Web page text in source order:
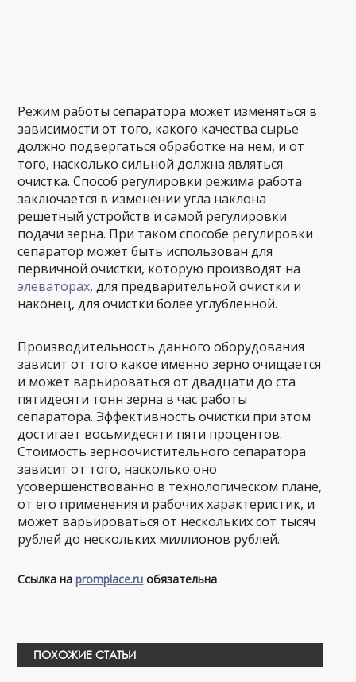
Режим работы сепаратора может изменяться в
зависимости от того, какого качества сырье
должно подвергаться обработке на нем, и от
того, насколько сильной должна являться
очистка. Способ регулировки режима работа
заключается в изменении угла наклона
решетный устройств и самой регулировки
подачи зерна. При таком способе регулировки
сепаратор может быть использован для
первичной очистки, которую производят на
элеваторах, для предварительной очистки и
наконец, для очистки более углубленной.
Производительность данного оборудования
зависит от того какое именно зерно очищается
и может варьироваться от двадцати до ста
пятидесяти тонн зерна в час работы
сепаратора. Эффективность очистки при этом
достигает восьмидесяти пяти процентов.
Стоимость зерноочистительного сепаратора
зависит от того, насколько оно
усовершенствованно в технологическом плане,
от его применения и рабочих характеристик, и
может варьироваться от нескольких сот тысяч
рублей до нескольких миллионов рублей.
Ссылка наpromplace.ru обязательна
ПОХОЖИЕ СТАТЬИ